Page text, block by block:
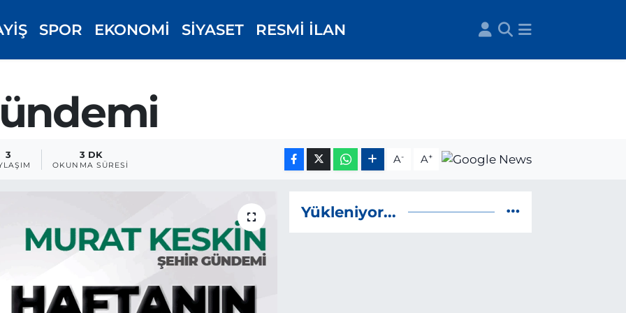
SPOR EKONOMİ SİYASET RESMİ İLAN
3 3 DK
OKUNMA SÜRESI A- A+
Yükleniyor...